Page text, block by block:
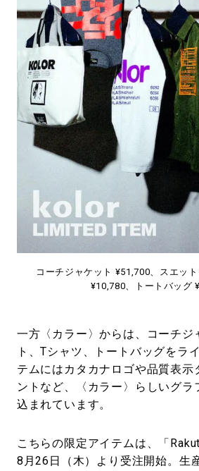
コーチジャケット ¥51,700、スエッ
¥10,780、トートバッグ
一方〈カラー〉からは、コーチジ
ト、Tシャツ、トートバッグをラ
テムにはカタカナロゴや品質表示
ントなど、〈カラー〉らしいグラ
込まれています。
こちらの限定アイテムは、「
8月26日（木）より受注開始。生